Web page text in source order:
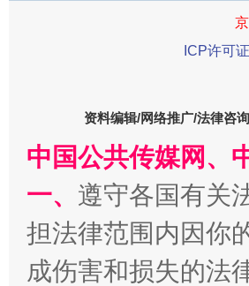
千年窑火 生生不息
ICP许可
资料编辑/网络推广/法律咨询
中国公共传媒网、
一、 遵守各国有关
担法律范围内因你
成伤害和损失的法